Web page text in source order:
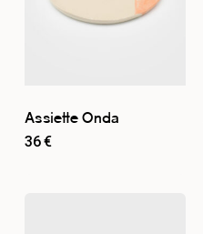
Assiette Onda
36€